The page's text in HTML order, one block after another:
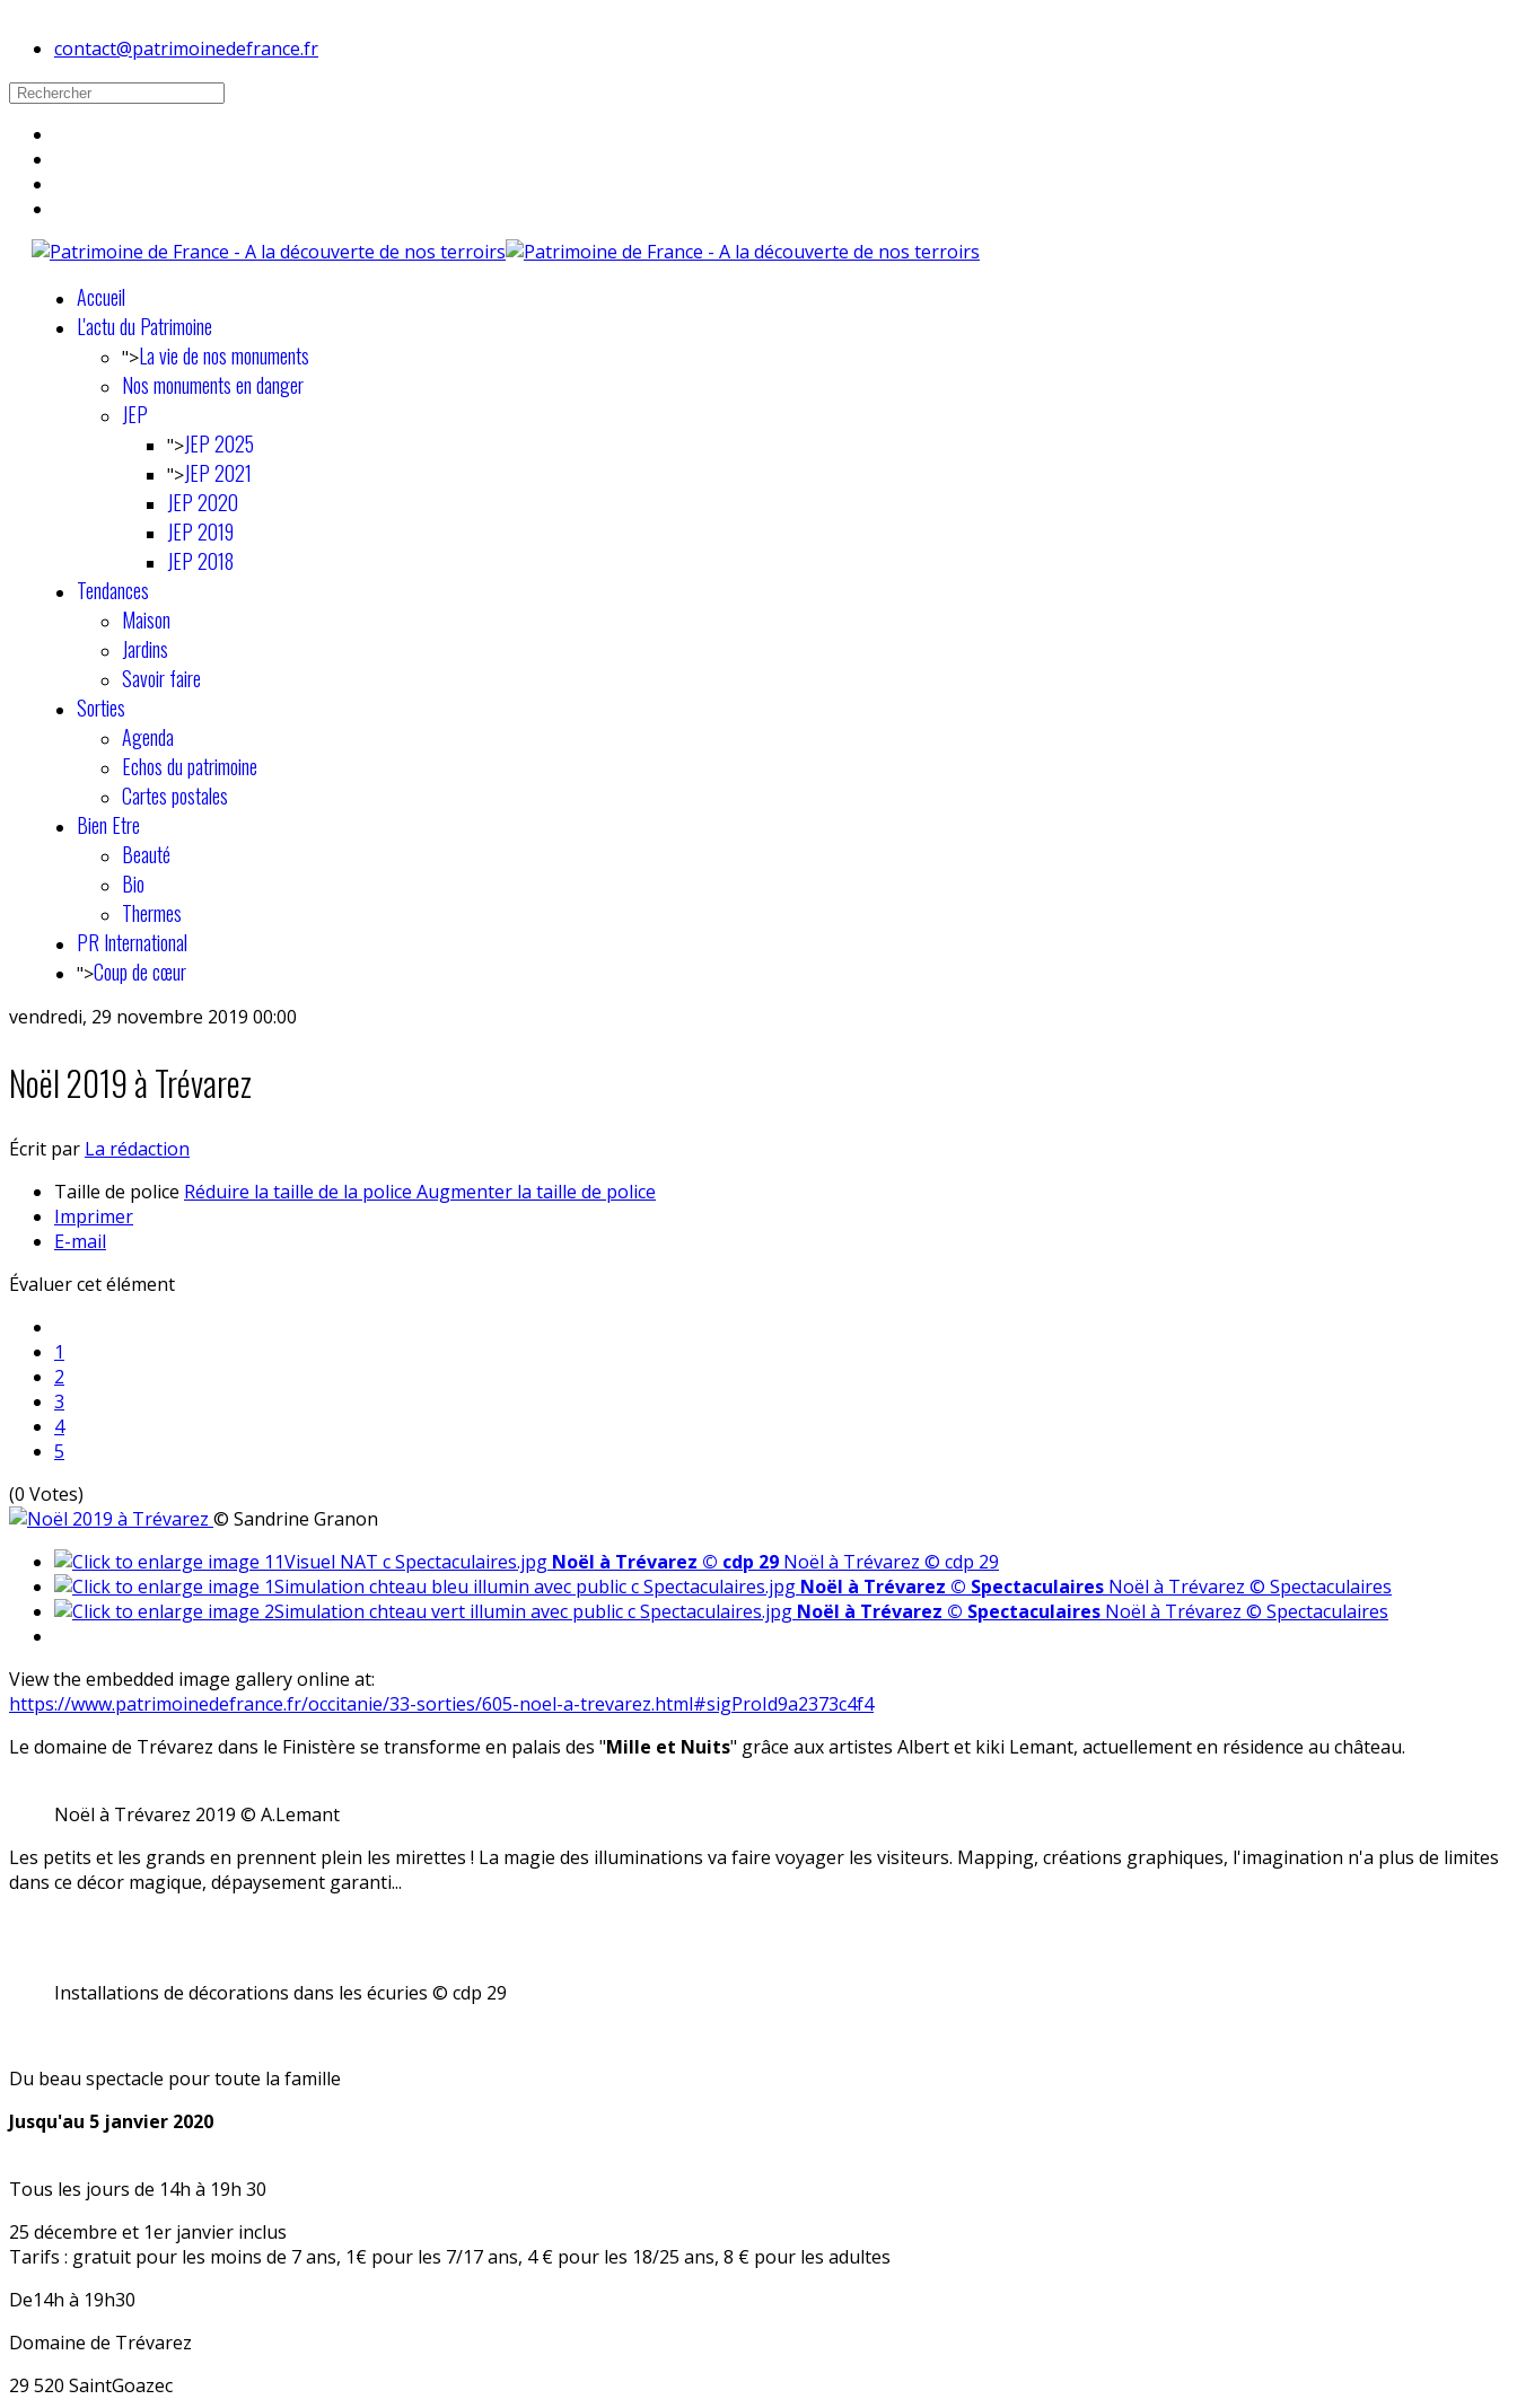
contact@patrimoinedefrance.fr
Accueil
L'actu du Patrimoine
">La vie de nos monuments
Nos monuments en danger
JEP
">JEP 2025
">JEP 2021
JEP 2020
JEP 2019
JEP 2018
Tendances
Maison
Jardins
Savoir faire
Sorties
Agenda
Echos du patrimoine
Cartes postales
Bien Etre
Beauté
Bio
Thermes
PR International
">Coup de cœur
vendredi, 29 novembre 2019 00:00
Noël 2019 à Trévarez
Écrit par La rédaction
Taille de police Réduire la taille de la police Augmenter la taille de police
Imprimer
E-mail
Évaluer cet élément
1
2
3
4
5
(0 Votes)
© Sandrine Granon
Noël à Trévarez © cdp 29 Noël à Trévarez © cdp 29
Noël à Trévarez © Spectaculaires Noël à Trévarez © Spectaculaires
Noël à Trévarez © Spectaculaires Noël à Trévarez © Spectaculaires
View the embedded image gallery online at:
https://www.patrimoinedefrance.fr/occitanie/33-sorties/605-noel-a-trevarez.html#sigProId9a2373c4f4
Le domaine de Trévarez dans le Finistère se transforme en palais des "Mille et Nuits" grâce aux artistes Albert et kiki Lemant, actuellement en résidence au château.
Noël à Trévarez 2019 © A.Lemant
Les petits et les grands en prennent plein les mirettes ! La magie des illuminations va faire voyager les visiteurs. Mapping, créations graphiques, l'imagination n'a plus de limites
dans ce décor magique, dépaysement garanti...
Installations de décorations dans les écuries © cdp 29
Du beau spectacle pour toute la famille
Jusqu'au 5 janvier 2020
Tous les jours de 14h à 19h 30
25 décembre et 1er janvier inclus
Tarifs : gratuit pour les moins de 7 ans, 1€ pour les 7/17 ans, 4 € pour les 18/25 ans, 8 € pour les adultes
De14h à 19h30
Domaine de Trévarez
29 520 SaintGoazec